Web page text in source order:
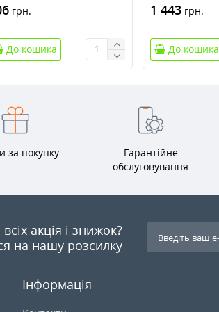
грн.
До кошика
1 443 грн.
До кошика
за покупку
Гарантійне
обслуговування
акція і знижок?
на нашу розсилку
Інформація